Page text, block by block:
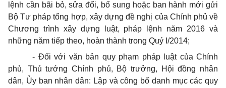
lệnh cần bãi bỏ, sửa đổi, bổ sung hoặc ban hành mới gửi
Bộ Tư pháp tổng hợp, xây dựng đề nghị của Chính phủ về
Chương trình xây dựng luật, pháp lệnh năm 2016 và
những năm tiếp theo, hoàn thành trong Quý /2014;
- Đối với văn bản quy phạm pháp luật của Chính
phủ, Thủ tướng Chính phủ, Bộ trưởng, Hội đồng nhân
dân, Ủy ban nhân dân: Lập và công bố danh mục các quy